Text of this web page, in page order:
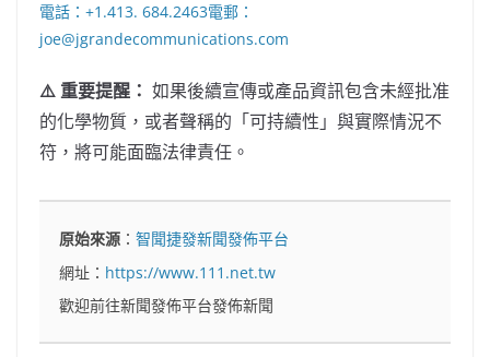
電話：+1.413. 684.2463電郵：
joe@jgrandecommunications.com
⚠️ 重要提醒： 如果後續宣傳或產品資訊包含未經批准
的化學物質，或者聲稱的「可持續性」與實際情況不
符，將可能面臨法律責任。
原始來源 ：智聞捷發新聞發佈平台
網址： https://www.111.net.tw
歡迎前往新聞發佈平台發佈新聞